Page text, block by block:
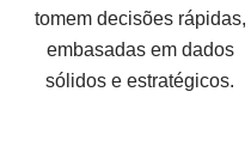
tomem decisões rápidas,
embasadas em dados
sólidos e estratégicos.